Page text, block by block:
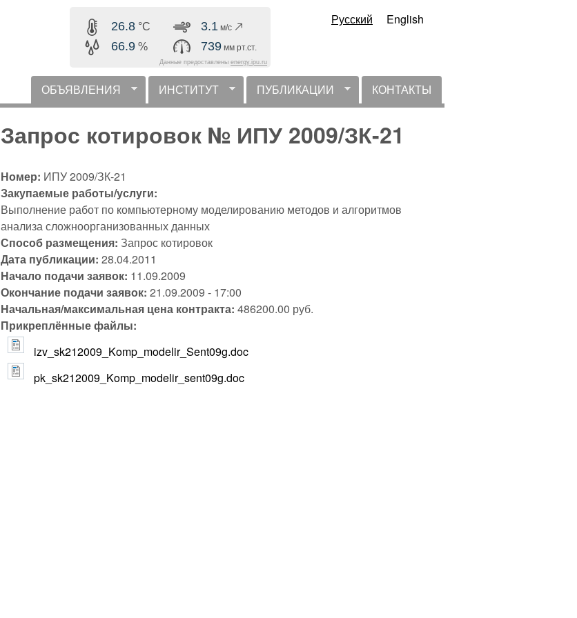
содержанию
26.8 °C
66.9 %
3.1 м/с
739 мм рт.ст.
Данные предоставлены energy.ipu.ru
Русский English
горизонтальное меню
ОБЪЯВЛЕНИЯ ИНСТИТУТ ПУБЛИКАЦИИ КОНТАКТЫ
Запрос котировок № ИПУ 2009/ЗК-21
Номер: ИПУ 2009/ЗК-21
Закупаемые работы/услуги:
Выполнение работ по компьютерному моделированию методов и алгоритмов
анализа сложноорганизованных данных
Способ размещения:Запрос котировок
Дата публикации:28.04.2011
Начало подачи заявок: 11.09.2009
Окончание подачи заявок:21.09.2009 - 17:00
Начальная/максимальная цена контракта:486200.00 руб.
Прикреплённые файлы:
izv_sk212009_Komp_modelir_Sent09g.doc
pk_sk212009_Komp_modelir_sent09g.doc